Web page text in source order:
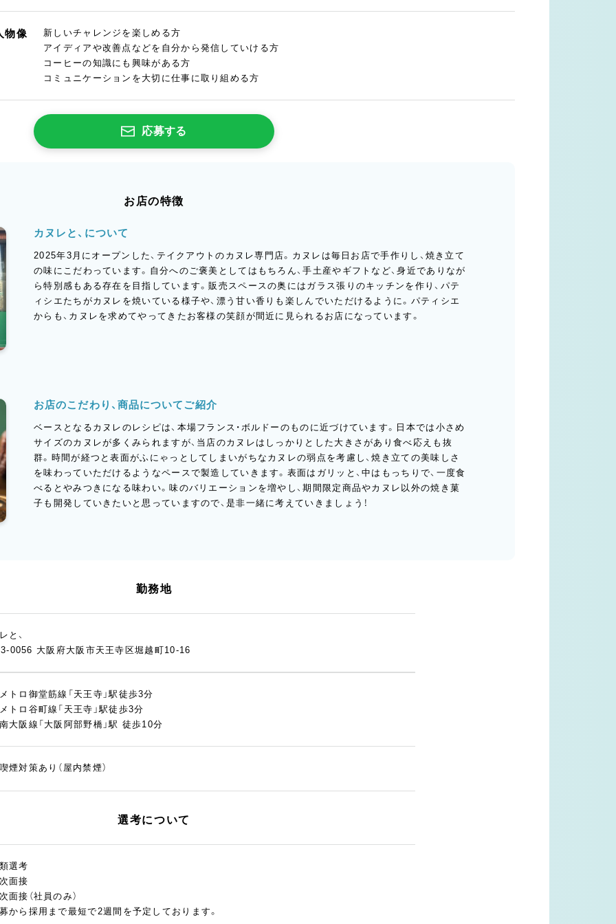
物像
新しいチャレンジを楽しめる方
アイディアや改善点などを自分から発信していける方
コーヒーの知識にも興味がある方
コミュニケーションを大切に仕事に取り組める方
応募する
お店の特徴
カヌレと、について
2025年3月にオープンした、テイクアウトのカヌレ専門店。カヌレは毎日お店で手作りし、焼き立て
の味にこだわっています。自分へのご褒美としてはもちろん、手土産やギフトなど、身近でありなが
ら特別感もある存在を目指しています。販売スペースの奥にはガラス張りのキッチンを作り、パテ
ィシエたちがカヌレを焼いている様子や、漂う甘い香りも楽しんでいただけるように。パティシエ
からも、カヌレを求めてやってきたお客様の笑顔が間近に見られるお店になっています。
お店のこだわり、商品についてご紹介
ベースとなるカヌレのレシピは、本場フランス・ボルドーのものに近づけています。日本では小さめ
サイズのカヌレが多くみられますが、当店のカヌレはしっかりとした大きさがあり食べ応えも抜
群。時間が経つと表面がふにゃっとしてしまいがちなカヌレの弱点を考慮し、焼き立ての美味しさ
を味わっていただけるようなペースで製造していきます。表面はガリッと、中はもっちりで、一度食
べるとやみつきになる味わい。味のバリエーションを増やし、期間限定商品やカヌレ以外の焼き菓
子も開発していきたいと思っていますので、是非一緒に考えていきましょう！
勤務地
と、
0056 大阪府大阪市天王寺区堀越町10-16
トロ御堂筋線「天王寺」駅徒歩3分
トロ谷町線「天王寺」駅徒歩3分
大阪線「大阪阿部野橋」駅 徒歩10分
煙対策あり（屋内禁煙）
選考について
選考
面接
面接（社員のみ）
から採用まで最短で2週間を予定しております。